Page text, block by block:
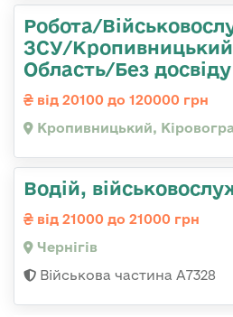
Робота/
ЗСУ/
Область/Без досвіду
від 20100 до 120000 грн
Кропивницький,
Водій,
від 21000 до 21000 грн
Чернігів
Військова частина А7328